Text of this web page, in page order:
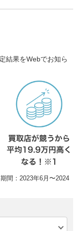
結果をWebでお知ら
間：2023年6月〜2024